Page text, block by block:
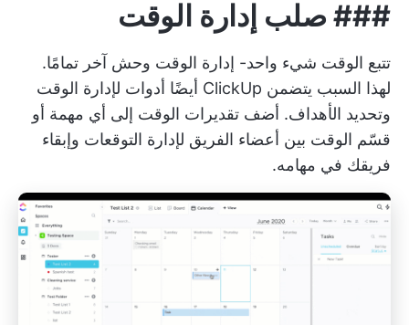
### صلب إدارة الوقت
تتبع الوقت شيء واحد- إدارة الوقت وحش آخر تمامًا.
لهذا السبب يتضمن ClickUp أيضًا أدوات لإدارة الوقت
وتحديد الأهداف. أضف تقديرات الوقت إلى أي مهمة أو
قسّم الوقت بين أعضاء الفريق لإدارة التوقعات وإبقاء
فريقك في مهامه.